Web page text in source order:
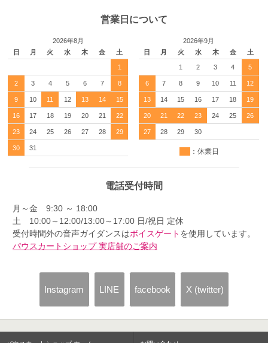
営業日について
2026年8月
日
月 火 水 木 金 土
1
2 3 4 5 6 7 8
9 10 11 12 13 14 15
16 17 18 19 20 21 22
23 24 25 26 27 28 29
30 31
2026年9月
日
月 火 水 木 金 土
1 2 3 4 5
6 7 8 9 10 11 12
13 14 15 16 17 18 19
20 21 22 23 24 25 26
27 28 29 30
：休業日
電話受付時間
月～金 9:30 ～ 18:00
土 10:00～12:00/13:00～17:00 日/祝日 定休
受付時間外の音声ガイダンスはボイスゲート を使用しています。
パウスカートショップ 実店舗のご案内
Instagram LINE facebook X (twitter)